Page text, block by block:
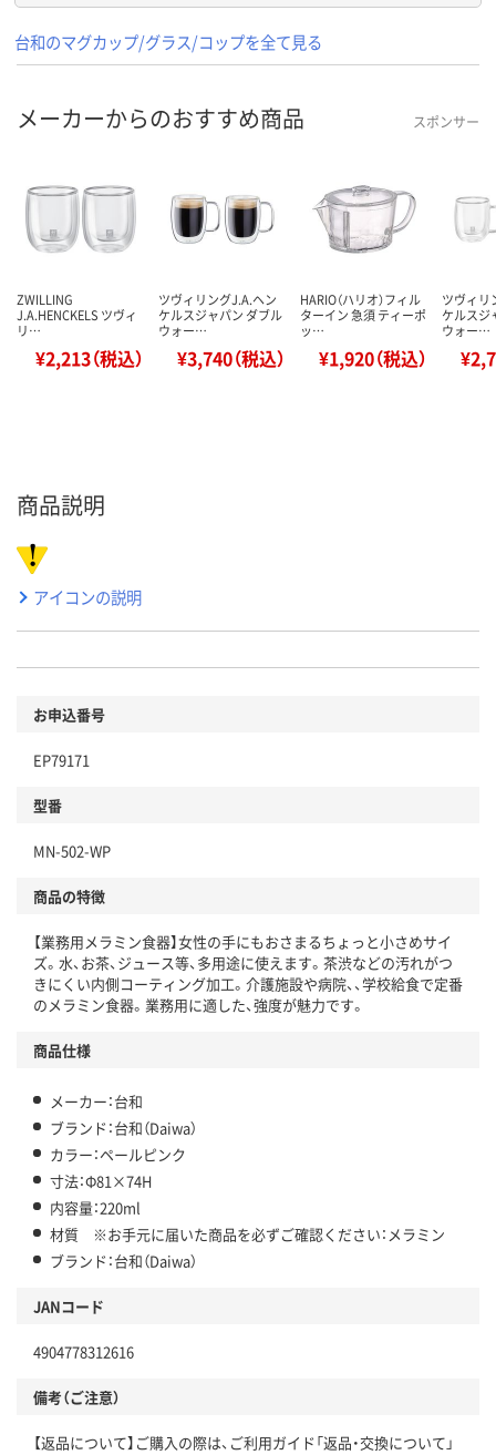
台和のマグカップ/グラス/コップを全て見る
メーカーからのおすすめ商品 スポンサー
ZWILLING
J.A.HENCKELS ツヴィ
リ…
¥2,213（税込）
ツヴィリングJ.A.ヘン
ケルスジャパン ダブル
ウォー…
¥3,740（税込）
HARIO（ハリオ）フィル
ターイン 急須 ティーポ
ッ…
¥1,920（税込）
ツヴィリ
ケルスジ
ウォー…
商品説明
アイコンの説明
お申込番号
EP79171
型番
MN-502-WP
商品の特徴
【業務用メラミン食器】女性の手にもおさまるちょっと小さめサイ
ズ。水、お茶、ジュース等、多用途に使えます。茶渋などの汚れがつ
きにくい内側コーティング加工。介護施設や病院、、学校給食で定番
のメラミン食器。業務用に適した、強度が魅力です。
商品仕様
メーカー：台和
ブランド：台和（Daiwa）
カラー：ペールピンク
寸法：Φ81×74H
内容量：220ml
材質 ※お手元に届いた商品を必ずご確認ください：メラミン
ブランド：台和（Daiwa）
JANコード
4904778312616
備考（ご注意）
【返品について】ご購入の際は、ご利用ガイド「返品・交換について」